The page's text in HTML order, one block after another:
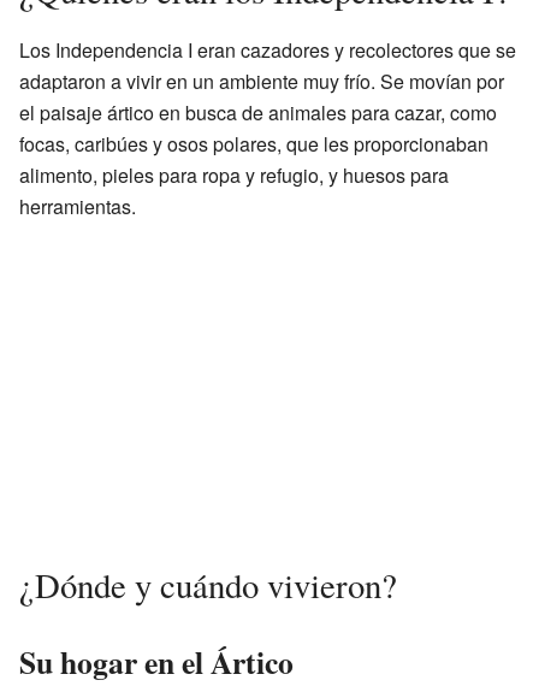
Los Independencia I eran cazadores y recolectores que se
adaptaron a vivir en un ambiente muy frío. Se movían por
el paisaje ártico en busca de animales para cazar, como
focas, caribúes y osos polares, que les proporcionaban
alimento, pieles para ropa y refugio, y huesos para
herramientas.
¿Dónde y cuándo vivieron?
Su hogar en el Ártico